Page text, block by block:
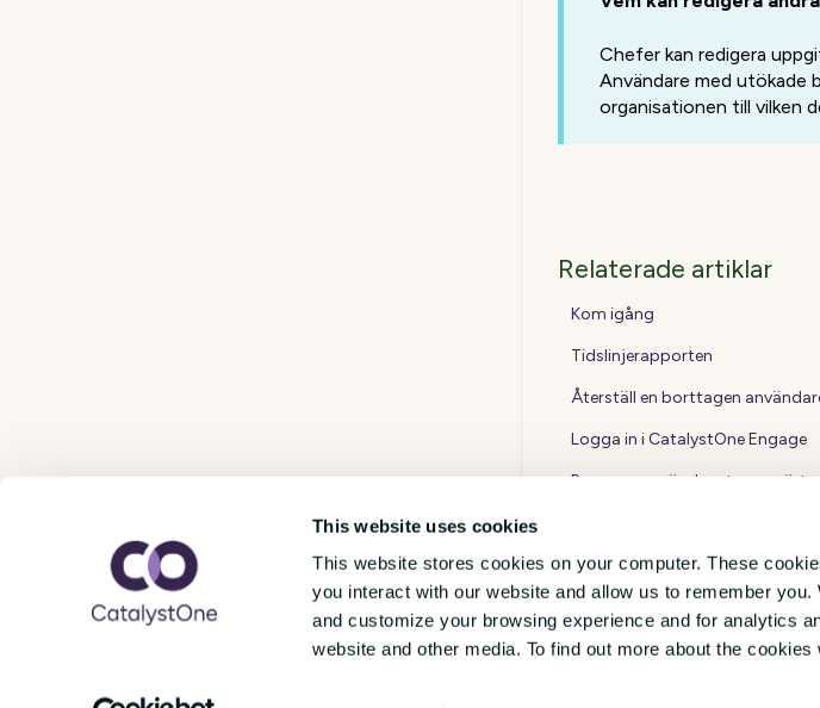
This website uses cookies
This website stores cookies on your computer. These
you interact with our website and allow us to remember
and customize your browsing experience and for analytics
website and other media. To find out more about the cookies
Chefer kan redigera
Användare med utökade
organisationen till vilken
Relaterade artiklar
Kom igång
Tidslinjerapporten
Återställ en borttagen
Logga in i CatalystOne Engage
Pausa en användare temporärt